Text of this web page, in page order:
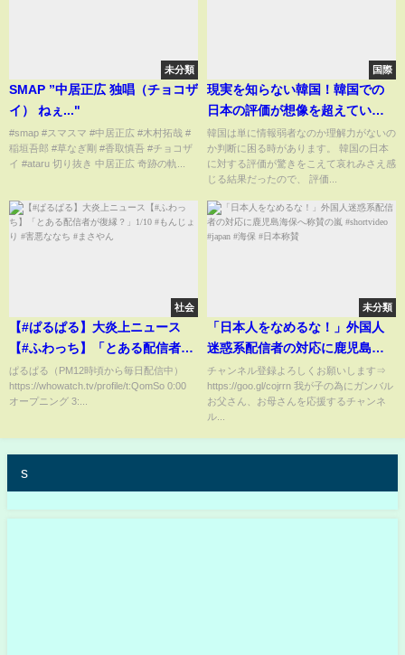
未分類
SMAP ”中居正広 独唱（チョコザ
イ） ねぇ..."
#smap #スマスマ #中居正広 #木村拓哉 #
稲垣吾郎 #草なぎ剛 #香取慎吾 #チョコザ
イ #ataru 切り抜き 中居正広 奇跡の軌...
国際
現実を知らない韓国！韓国での
日本の評価が想像を超えてい
た…【独自コラム】
韓国は単に情報弱者なのか理解力がないの
か判断に困る時があります。 韓国の日本
に対する評価が驚きをこえて哀れみさえ感
じる結果だったので、 評価...
社会
【#ぱるぱる】大炎上ニュース
【#ふわっち】「とある配信者が
復縁？」1/10 #もんじょり #害悪
ななち #まさやん
ぱるぱる（PM12時頃から毎日配信中）
https://whowatch.tv/profile/t:QomSo 0:00
オープニング 3:...
未分類
「日本人をなめるな！」外国人
迷惑系配信者の対応に鹿児島海
保へ称賛の嵐 #shortvideo
#japan #海保 #日本称賛
チャンネル登録よろしくお願いします⇒
https://goo.gl/cojrrn 我が子の為にガンバル
お父さん、お母さんを応援するチャンネ
ル...
s